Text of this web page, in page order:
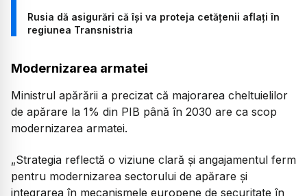
Rusia dă asigurări că îşi va proteja cetăţenii aflaţi în
regiunea Transnistria
Modernizarea armatei
Ministrul apărării a precizat că majorarea cheltuielilor
de apărare la 1% din PIB până în 2030 are ca scop
modernizarea armatei.
„Strategia reflectă o viziune clară și angajamentul ferm
pentru modernizarea sectorului de apărare și
integrarea în mecanismele europene de securitate în